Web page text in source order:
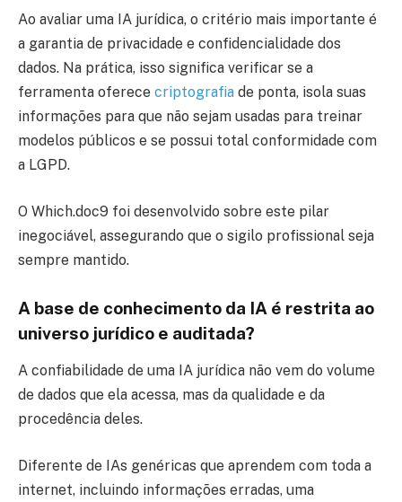
Ao avaliar uma IA jurídica, o critério mais importante é
a garantia de privacidade e confidencialidade dos
dados. Na prática, isso significa verificar se a
ferramenta oferece criptografia de ponta, isola suas
informações para que não sejam usadas para treinar
modelos públicos e se possui total conformidade com
a LGPD.
O Which.doc9 foi desenvolvido sobre este pilar
inegociável, assegurando que o sigilo profissional seja
sempre mantido.
A base de conhecimento da IA é restrita ao
universo jurídico e auditada?
A confiabilidade de uma IA jurídica não vem do volume
de dados que ela acessa, mas da qualidade e da
procedência deles.
Diferente de IAs genéricas que aprendem com toda a
internet, incluindo informações erradas, uma